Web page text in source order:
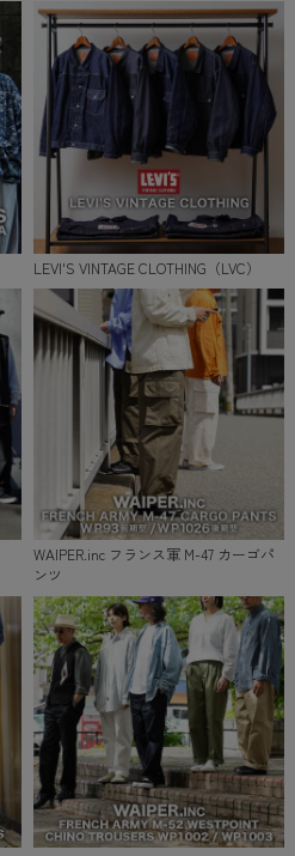
LEVI'S VINTAGE CLOTHING（LVC）
WAIPER.inc フランス軍 M-47 カーゴパ
ンツ